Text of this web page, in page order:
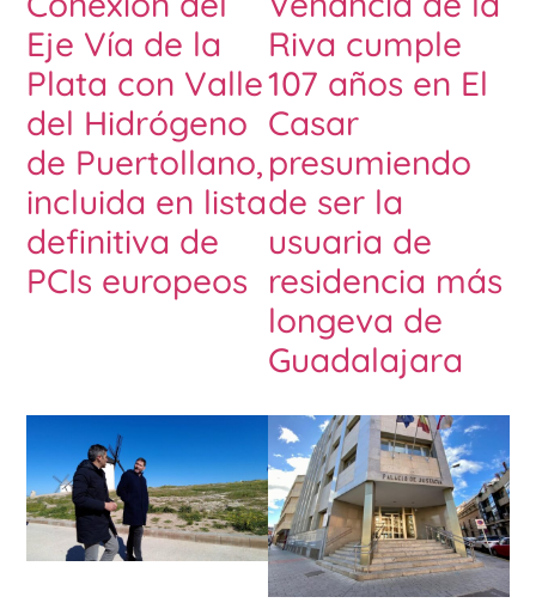
Eje Vía de la
Plata con Valle
del Hidrógeno
de Puertollano,
incluida en lista
definitiva de
PCIs europeos
Riva cumple
107 años en El
Casar
presumiendo
de ser la
usuaria de
residencia más
longeva de
Guadalajara